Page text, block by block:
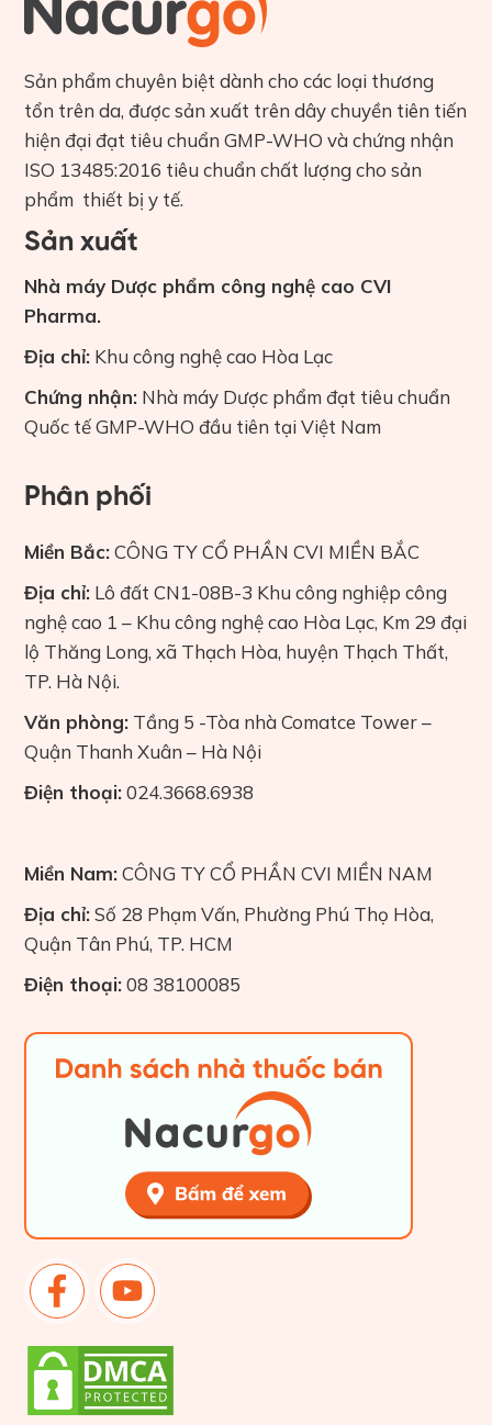
Sản phẩm chuyên biệt dành cho các loại thương
tổn trên da, được sản xuất trên dây chuyền tiên tiến
hiện đại đạt tiêu chuẩn GMP-WHO và chứng nhận
ISO 13485:2016 tiêu chuẩn chất lượng cho sản
phẩm thiết bị y tế.
Sản xuất
Nhà máy Dược phẩm công nghệ cao CVI
Pharma.
Địa chỉ: Khu công nghệ cao Hòa Lạc
Chứng nhận: Nhà máy Dược phẩm đạt tiêu chuẩn
Quốc tế GMP-WHO đầu tiên tại Việt Nam
Phân phối
Miền Bắc:CÔNG TY CỔ PHẦN CVI MIỀN BẮC
Địa chỉ: Lô đất CN1-08B-3 Khu công nghiệp công
nghệ cao 1 – Khu công nghệ cao Hòa Lạc, Km 29 đại
lộ Thăng Long, xã Thạch Hòa, huyện Thạch Thất,
TP. Hà Nội.
Văn phòng: Tầng 5 -Tòa nhà Comatce Tower –
Quận Thanh Xuân – Hà Nội
Điện thoại:024.3668.6938
Miền Nam:CÔNG TY CỔ PHẦN CVI MIỀN NAM
Địa chỉ:Số 28 Phạm Vấn, Phường Phú Thọ Hòa,
Quận Tân Phú, TP. HCM
Điện thoại:08 38100085